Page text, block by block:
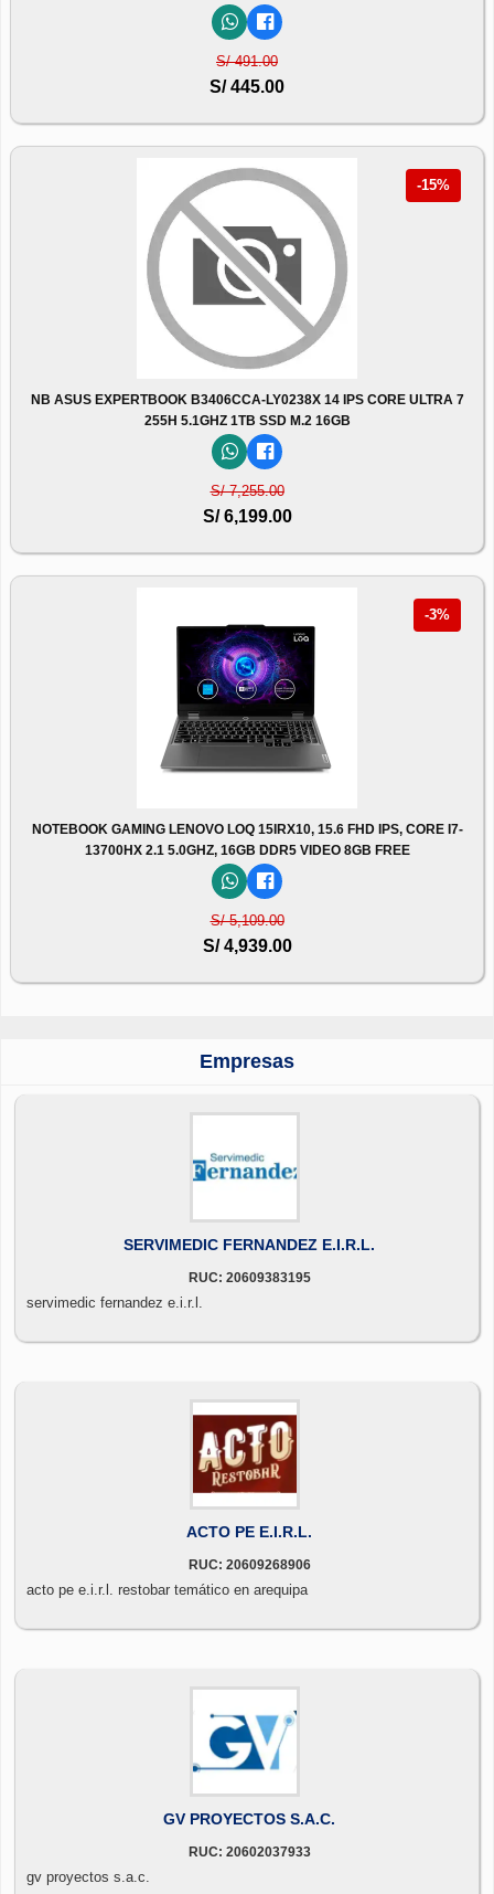
S/ 491.00
S/ 445.00
-15%
NB ASUS EXPERTBOOK B3406CCA-LY0238X 14 IPS CORE ULTRA 7
255H 5.1GHZ 1TB SSD M.2 16GB
S/ 7,255.00
S/ 6,199.00
-3%
NOTEBOOK GAMING LENOVO LOQ 15IRX10, 15.6 FHD IPS, CORE I7-
13700HX 2.1 5.0GHZ, 16GB DDR5 VIDEO 8GB FREE
S/ 5,109.00
S/ 4,939.00
Empresas
SERVIMEDIC FERNANDEZ E.I.R.L.
RUC: 20609383195
servimedic fernandez e.i.r.l.
ACTO PE E.I.R.L.
RUC: 20609268906
acto pe e.i.r.l. restobar temático en arequipa
GV PROYECTOS S.A.C.
RUC: 20602037933
gv proyectos s.a.c.